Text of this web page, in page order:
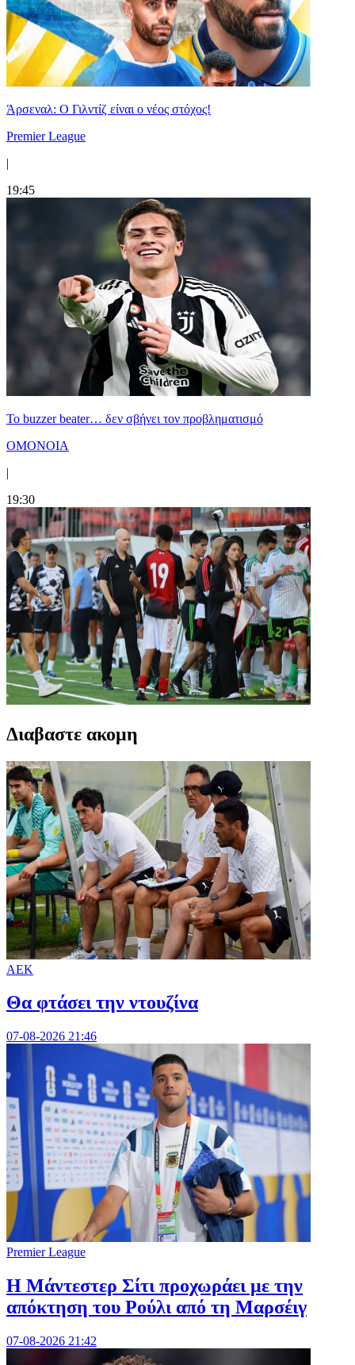
Άρσεναλ: Ο Γιλντίζ είναι ο νέος στόχος!
Premier League
|
19:45
Το buzzer beater… δεν σβήνει τoν προβληματισμό
ΟΜΟΝΟΙΑ
|
19:30
Διαβαστε ακομη
ΑΕΚ
Θα φτάσει την ντουζίνα
07-08-2026 21:46
Premier League
Η Μάντεστερ Σίτι προχωράει με την
απόκτηση του Ρούλι από τη Μαρσέιγ
07-08-2026 21:42